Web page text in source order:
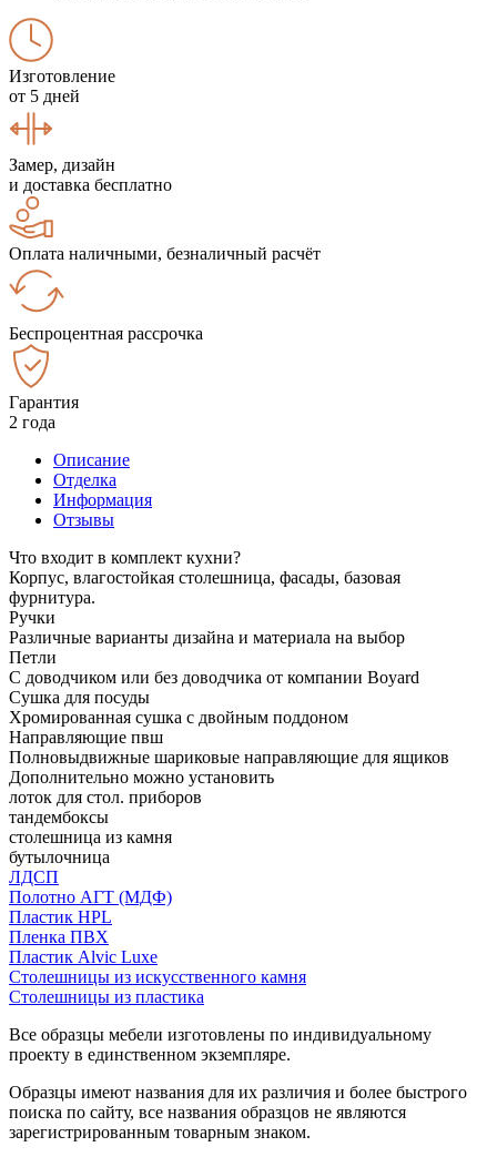
Изготовление
от 5 дней
Замер, дизайн
и доставка бесплатно
Оплата наличными, безналичный расчёт
Беспроцентная рассрочка
Гарантия
2 года
Описание
Отделка
Информация
Отзывы
Что входит в комплект кухни?
Корпус, влагостойкая столешница, фасады, базовая
фурнитура.
Ручки
Различные варианты дизайна и материала на выбор
Петли
С доводчиком или без доводчика от компании Boyard
Сушка для посуды
Хромированная сушка с двойным поддоном
Направляющие пвш
Полновыдвижные шариковые направляющие для ящиков
Дополнительно можно установить
лоток для стол. приборов
тандембоксы
столешница из камня
бутылочница
ЛДСП
Полотно АГТ (МДФ)
Пластик HPL
Пленка ПВХ
Пластик Alvic Luxe
Столешницы из искусственного камня
Столешницы из пластика
Все образцы мебели изготовлены по индивидуальному
проекту в единственном экземпляре.
Образцы имеют названия для их различия и более быстрого
поиска по сайту, все названия образцов не являются
зарегистрированным товарным знаком.